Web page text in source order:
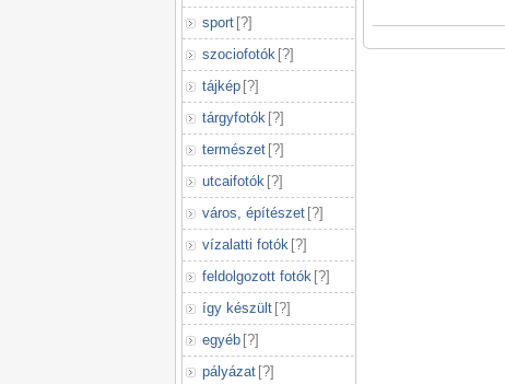
sport [?]
szociofotók [?]
tájkép [?]
tárgyfotók [?]
természet [?]
utcaifotók [?]
város, építészet [?]
vízalatti fotók [?]
feldolgozott fotók [?]
így készült [?]
egyéb [?]
pályázat [?]